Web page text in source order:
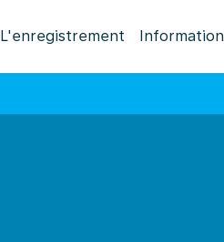
L'enregistrement Information